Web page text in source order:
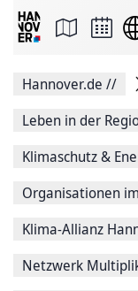
Seite
Facebook
teilen
Seitenlink
Seite
Hannover.de //
Leben in der
Klimaschutz &
Organisationen
Klima-Allianz
Netzwerk